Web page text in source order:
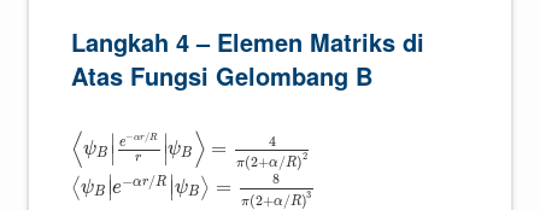
Langkah 4 – Elemen Matriks di
Atas Fungsi Gelombang B
⟨ψB ∣
∣
e−αr/R
r
∣
∣ψB ⟩ = 4
π(2+α/R)2
⟨ψB ∣∣e−αr/R ∣∣ψB ⟩ = 8
π(2+α/R)3